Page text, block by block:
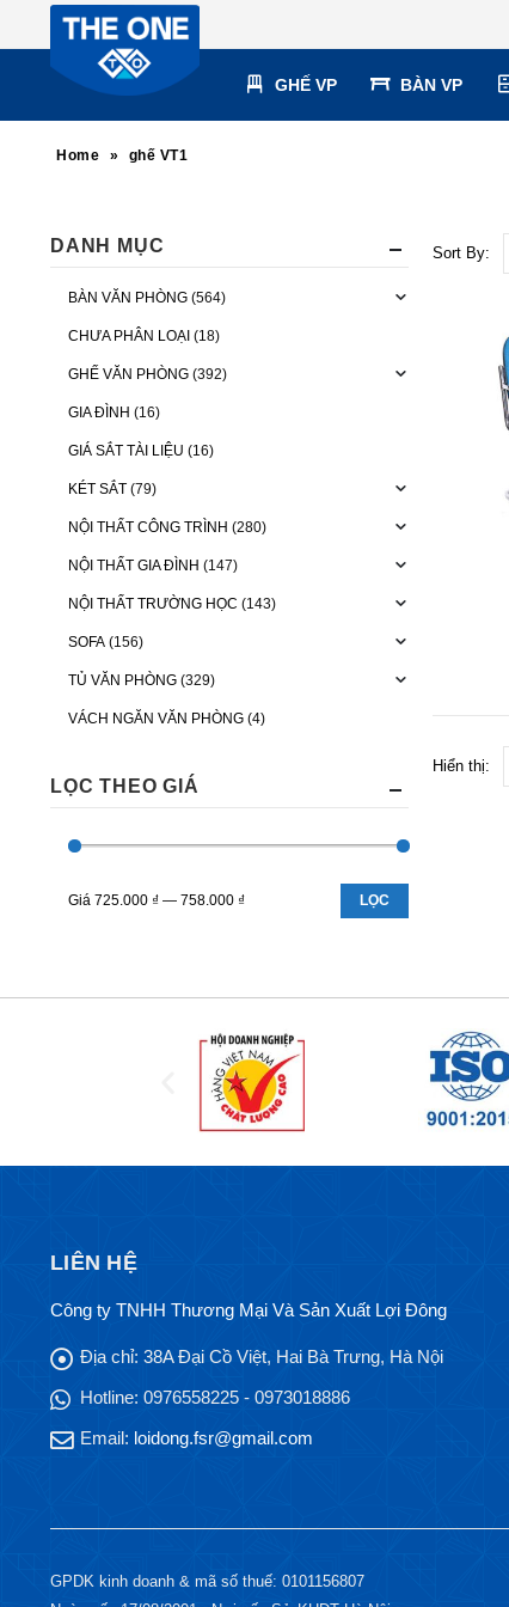
GHẾ VP BÀN VP
Home » ghế VT1
Sort By:
Hiển thị:
DANH MỤC
BÀN VĂN PHÒNG (564)
CHƯA PHÂN LOẠI (18)
GHẾ VĂN PHÒNG (392)
GIA ĐÌNH (16)
GIÁ SẮT TÀI LIỆU (16)
KÉT SẮT (79)
NỘI THẤT CÔNG TRÌNH (280)
NỘI THẤT GIA ĐÌNH (147)
NỘI THẤT TRƯỜNG HỌC (143)
SOFA (156)
TỦ VĂN PHÒNG (329)
VÁCH NGĂN VĂN PHÒNG (4)
LỌC THEO GIÁ
LỌC
Giá 725.000 ₫ — 758.000 ₫
LIÊN HỆ
Công ty TNHH Thương Mại Và Sản Xuất Lợi Đông
Địa chỉ: 38A Đại Cồ Việt, Hai Bà Trưng, Hà Nội
Hotline: 0976558225 - 0973018886
Email: loidong.fsr@gmail.com
GPDK kinh doanh & mã số thuế: 0101156807